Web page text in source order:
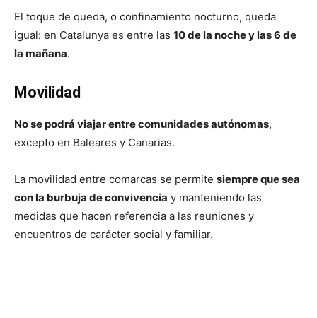
El toque de queda, o confinamiento nocturno, queda
igual: en Catalunya es entre las 10 de la noche y las 6 de
la mañana.
Movilidad
No se podrá viajar entre comunidades autónomas,
excepto en Baleares y Canarias.
La movilidad entre comarcas se permite siempre que sea
con la burbuja de convivencia y manteniendo las
medidas que hacen referencia a las reuniones y
encuentros de carácter social y familiar.